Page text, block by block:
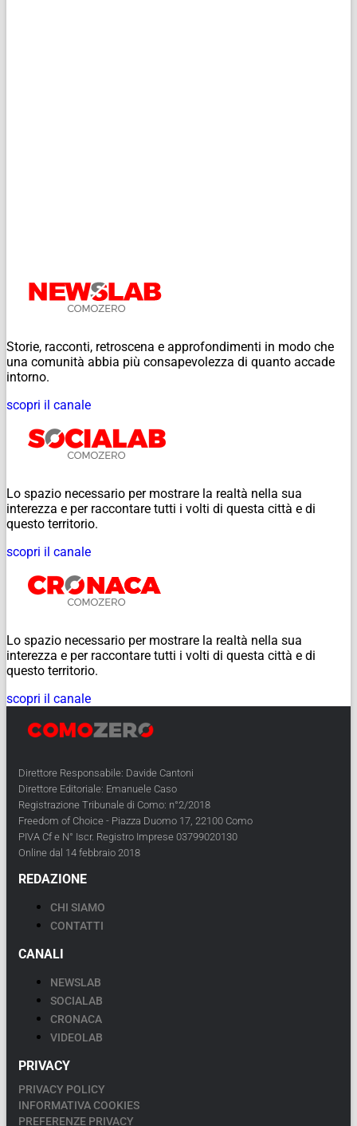
Storie, racconti, retroscena e approfondimenti in modo che
una comunità abbia più consapevolezza di quanto accade
intorno.
scopri il canale
Lo spazio necessario per mostrare la realtà nella sua
interezza e per raccontare tutti i volti di questa città e di
questo territorio.
scopri il canale
Lo spazio necessario per mostrare la realtà nella sua
interezza e per raccontare tutti i volti di questa città e di
questo territorio.
scopri il canale
Direttore Responsabile: Davide Cantoni
Direttore Editoriale: Emanuele Caso
Registrazione Tribunale di Como: n°2/2018
Freedom of Choice - Piazza Duomo 17, 22100 Como
PIVA Cf e N° Iscr. Registro Imprese 03799020130
Online dal 14 febbraio 2018
REDAZIONE
CHI SIAMO
CONTATTI
CANALI
NEWSLAB
SOCIALAB
CRONACA
VIDEOLAB
PRIVACY
PRIVACY POLICY
INFORMATIVA COOKIES
PREFERENZE PRIVACY